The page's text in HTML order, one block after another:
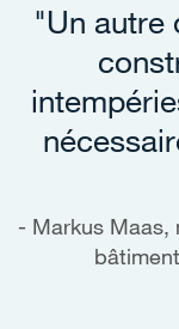
"Un autre
Markus Maas,